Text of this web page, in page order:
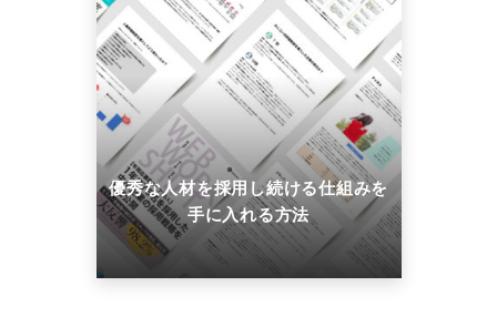
優秀な人材を採用し続ける仕組みを
手に入れる方法